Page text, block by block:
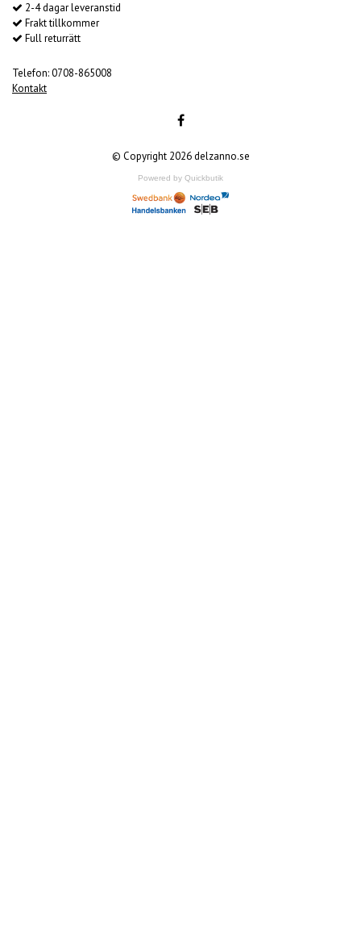
2-4 dagar leveranstid
Frakt tillkommer
Full returrätt
Telefon: 0708-865008
Kontakt
© Copyright 2026 delzanno.se
Powered by Quickbutik